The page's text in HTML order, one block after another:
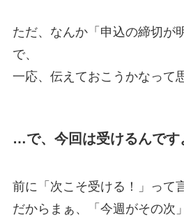
ただ、なんか「申込の締切が
で、
一応、伝えておこうかなって
…で、今回は受けるんです
前に「次こそ受ける！」って
だからまぁ、「今週がその次